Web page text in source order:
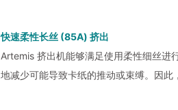
快速柔性长丝 (85A) 挤出
Artemis 挤出机能够满足使用柔性细丝进
地减少可能导致卡纸的推动或束缚。因此